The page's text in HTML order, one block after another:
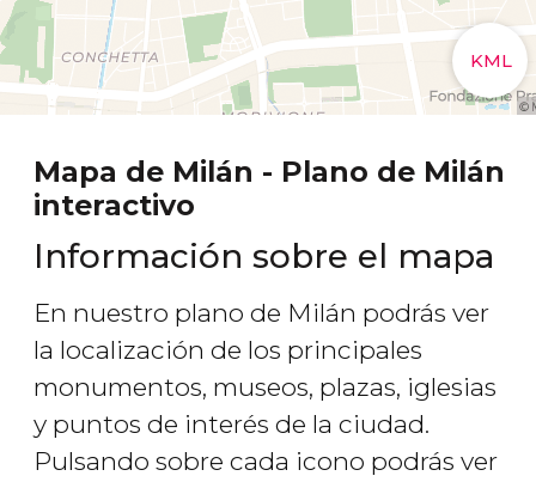
Mapa de Milán - Plano de Milán
interactivo
Información sobre el mapa
En nuestro plano de Milán podrás ver
la localización de los principales
monumentos, museos, plazas, iglesias
y puntos de interés de la ciudad.
Pulsando sobre cada icono podrás ver